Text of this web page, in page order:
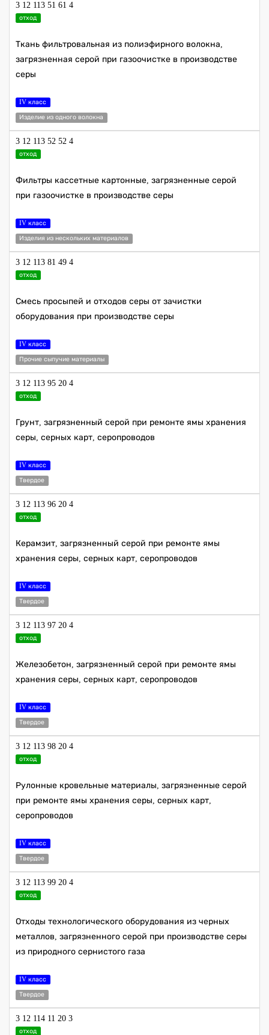
3 12 113 51 61 4
отход
Ткань фильтровальная из полиэфирного волокна,
загрязненная серой при газоочистке в производстве
серы
IV класс
Изделие из одного волокна
3 12 113 52 52 4
отход
Фильтры кассетные картонные, загрязненные серой
при газоочистке в производстве серы
IV класс
Изделия из нескольких материалов
3 12 113 81 49 4
отход
Смесь просыпей и отходов серы от зачистки
оборудования при производстве серы
IV класс
Прочие сыпучие материалы
3 12 113 95 20 4
отход
Грунт, загрязненный серой при ремонте ямы хранения
серы, серных карт, серопроводов
IV класс
Твердое
3 12 113 96 20 4
отход
Керамзит, загрязненный серой при ремонте ямы
хранения серы, серных карт, серопроводов
IV класс
Твердое
3 12 113 97 20 4
отход
Железобетон, загрязненный серой при ремонте ямы
хранения серы, серных карт, серопроводов
IV класс
Твердое
3 12 113 98 20 4
отход
Рулонные кровельные материалы, загрязненные серой
при ремонте ямы хранения серы, серных карт,
серопроводов
IV класс
Твердое
3 12 113 99 20 4
отход
Отходы технологического оборудования из черных
металлов, загрязненного серой при производстве серы
из природного сернистого газа
IV класс
Твердое
3 12 114 11 20 3
отход